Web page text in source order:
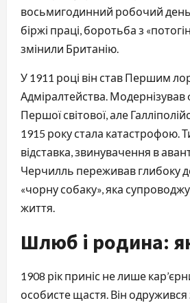
восьмигодинний робочий день
біржі праці, боротьба з
змінили Британію.
У 1911 році він став Першим
Адміралтейства.
Першої світової, але
1915 року стала катастрофою.
відставка, звинувачення в
Черчилль переживав глибоку
«чорну собаку», яка
життя.
Шлюб і родина:
1908 рік приніс не лише
особисте щастя. Він